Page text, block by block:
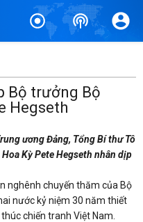
Bộ trưởng Bộ
Hegseth
ương Đảng, Tổng Bí thư Tô
Kỳ Pete Hegseth nhân dịp
nghênh chuyến thăm của Bộ
nước kỷ niệm 30 năm thiết
chiến tranh Việt Nam.